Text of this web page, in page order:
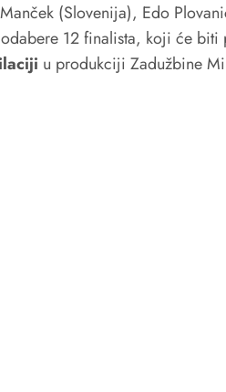
(Slovenija), Edo
12 finalista, koji će biti
u produkciji Zadužbine